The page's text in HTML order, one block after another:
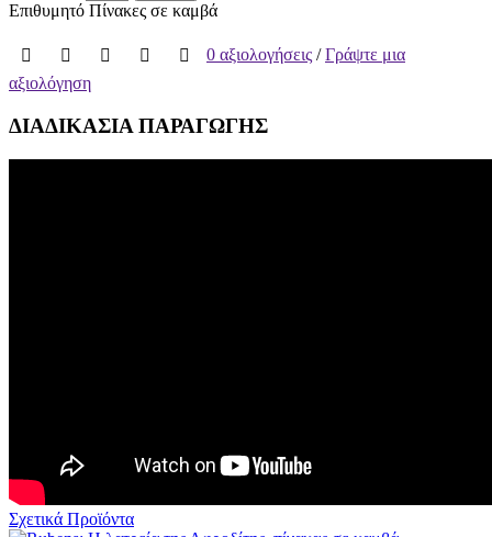
Επιθυμητό Πίνακες σε καμβά
0 αξιολογήσεις /Γράψτε μια
αξιολόγηση
ΔΙΑΔΙΚΑΣΙΑ ΠΑΡΑΓΩΓΗΣ
Σχετικά Προϊόντα